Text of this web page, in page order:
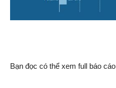
Bạn đọc có thể xem full báo cáo